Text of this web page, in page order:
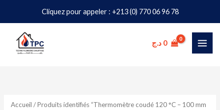
Cliquez pour appeler : +213 (0) 770 06 96 78
contenu
0 د.ج
Accueil / Produits identifiés “Thermomètre coudé 120 °C – 100 mm